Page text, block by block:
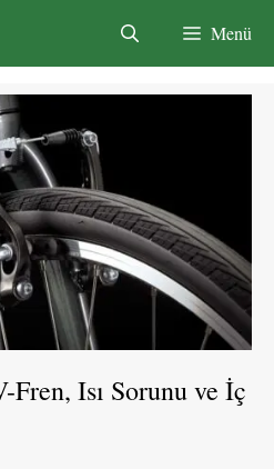
Menü
Isı Sorunu ve İç